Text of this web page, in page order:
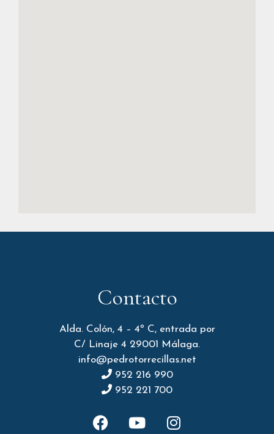
Contacto
Alda. Colón, 4 – 4º C, entrada por
C/ Linaje 4 29001 Málaga.
info@pedrotorrecillas.net
952 216 990
952 221 700